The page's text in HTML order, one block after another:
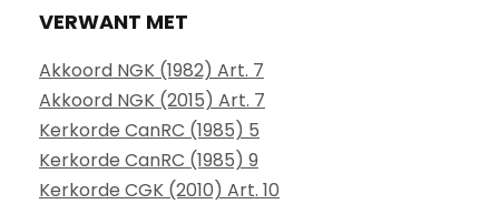
VERWANT MET
Akkoord NGK (1982) Art. 7
Akkoord NGK (2015) Art. 7
Kerkorde CanRC (1985) 5
Kerkorde CanRC (1985) 9
Kerkorde CGK (2010) Art. 10